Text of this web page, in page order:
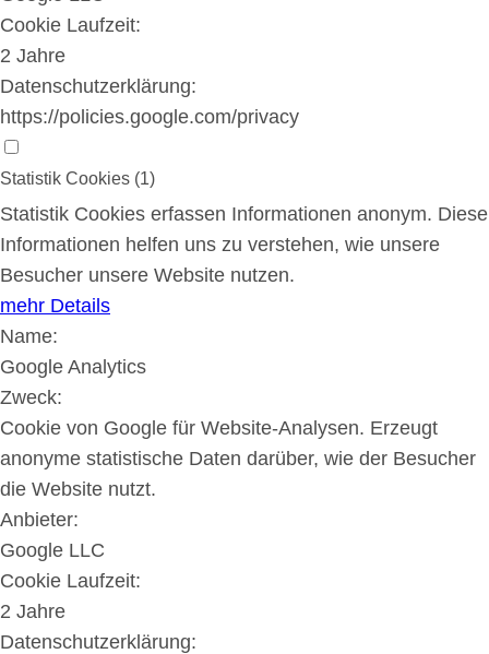
Cookie Laufzeit:
2 Jahre
Datenschutzerklärung:
https://policies.google.com/privacy
Statistik Cookies (1)
Statistik Cookies erfassen Informationen anonym. Diese
Informationen helfen uns zu verstehen, wie unsere
Besucher unsere Website nutzen.
mehr Details
Name:
Google Analytics
Zweck:
Cookie von Google für Website-Analysen. Erzeugt
anonyme statistische Daten darüber, wie der Besucher
die Website nutzt.
Anbieter:
Google LLC
Cookie Laufzeit:
2 Jahre
Datenschutzerklärung: